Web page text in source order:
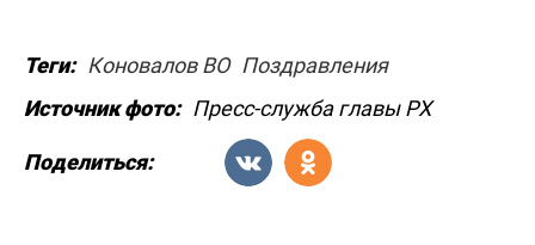
Теги: Коновалов ВО Поздравления
Источник фото: Пресс-служба главы РХ
Поделиться: